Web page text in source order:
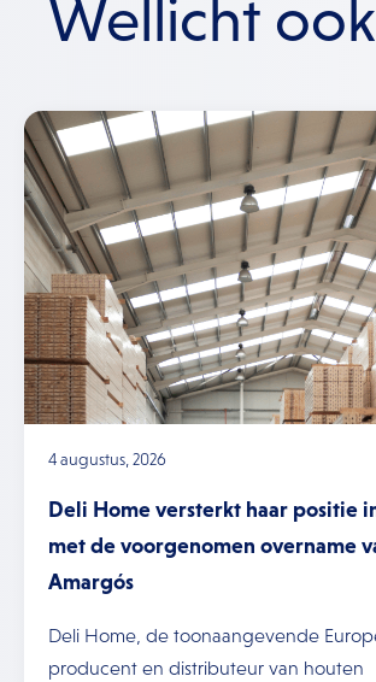
Wellicht
4 augustus, 2026
Deli Home versterkt haar positie
met de voorgenomen overname
Amargós
Deli Home, de toonaangevende
producent en distributeur van houten